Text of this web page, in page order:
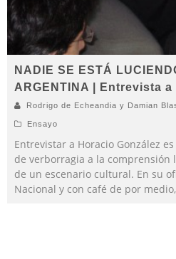
NADIE SE ESTÁ
ARGENTINA | Entrevista
Rodrigo de Echeandia y Damian
Ensayo
Entrevistar a Horacio González
de verborragia a la
de un escenario cultural. En su
Nacional y con café de por